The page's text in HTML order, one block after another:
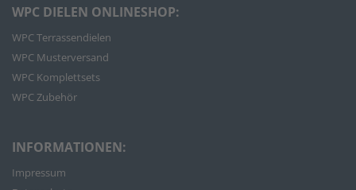
WPC DIELEN ONLINESHOP:
WPC Terrassendielen
WPC Musterversand
WPC Komplettsets
WPC Zubehör
INFORMATIONEN:
Impressum